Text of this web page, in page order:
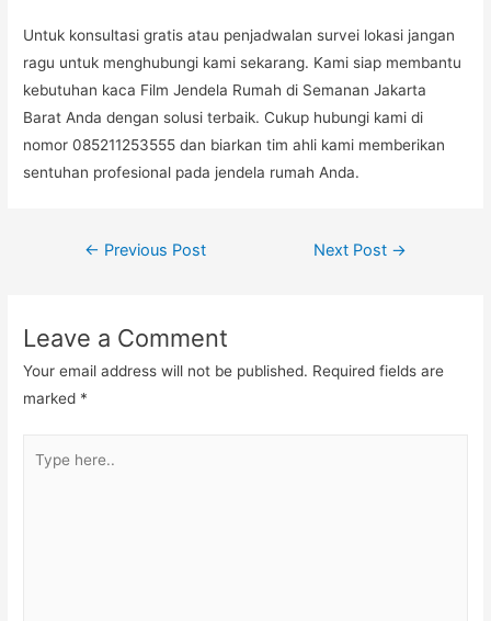
Untuk konsultasi gratis atau penjadwalan survei lokasi jangan
ragu untuk menghubungi kami sekarang. Kami siap membantu
kebutuhan kaca Film Jendela Rumah di Semanan Jakarta
Barat Anda dengan solusi terbaik. Cukup hubungi kami di
nomor 085211253555 dan biarkan tim ahli kami memberikan
sentuhan profesional pada jendela rumah Anda.
Post
← Previous Post Next Post →
Leave a Comment
Your email address will not be published. Required fields are
marked *
here..